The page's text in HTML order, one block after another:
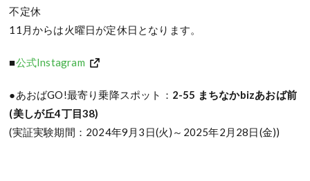
不定休
11月からは火曜日が定休日となります。
■公式Instagram
●あおばGO!最寄り乗降スポット： 2-55 まちなかbizあおば前
(美しが丘4丁目38)
(実証実験期間：2024年9月3日(火)～2025年2月28日(金))